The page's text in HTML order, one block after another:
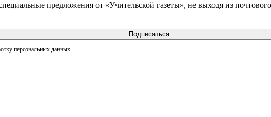
предложения от «Учительской газеты», не выходя из
Подписаться
персональных данных